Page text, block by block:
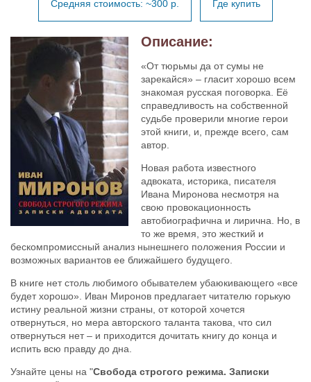
Средняя стоимость: ~300 р. Где купить
Описание:
«От тюрьмы да от сумы не
зарекайся» – гласит хорошо всем
знакомая русская поговорка. Её
справедливость на собственной
судьбе проверили многие герои
этой книги, и, прежде всего, сам
автор.
Новая работа известного
адвоката, историка, писателя
Ивана Миронова несмотря на
свою провокационность
автобиографична и лирична. Но, в
то же время, это жесткий и
бескомпромиссный анализ нынешнего положения России и
возможных вариантов ее ближайшего будущего.
В книге нет столь любимого обывателем убаюкивающего «все
будет хорошо». Иван Миронов предлагает читателю горькую
истину реальной жизни страны, от которой хочется
отвернуться, но мера авторского таланта такова, что сил
отвернуться нет – и приходится дочитать книгу до конца и
испить всю правду до дна.
Узнайте цены на "Свобода строгого режима. Записки